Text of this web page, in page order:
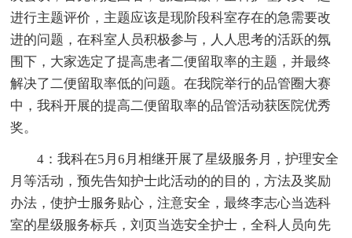
进行主题评价，主题应该是现阶段科室存在的急需要改
进的问题，在科室人员积极参与，人人思考的活跃的氛
围下，大家选定了提高患者二便留取率的主题，并最终
解决了二便留取率低的问题。在我院举行的品管圈大赛
中，我科开展的提高二便留取率的品管活动获医院优秀
奖。
4：我科在5月6月相继开展了星级服务月，护理安全
月等活动，预先告知护士此活动的的目的，方法及奖励
办法，使护士服务贴心，注意安全，最终李志心当选科
室的星级服务标兵，刘页当选安全护士，全科人员向先